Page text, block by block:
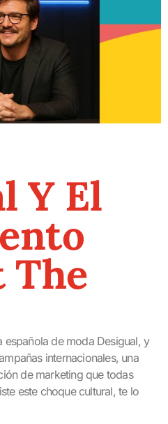
Y El
The
española de moda Desigual, y
internacionales, una
de marketing que todas
este choque cultural, te lo